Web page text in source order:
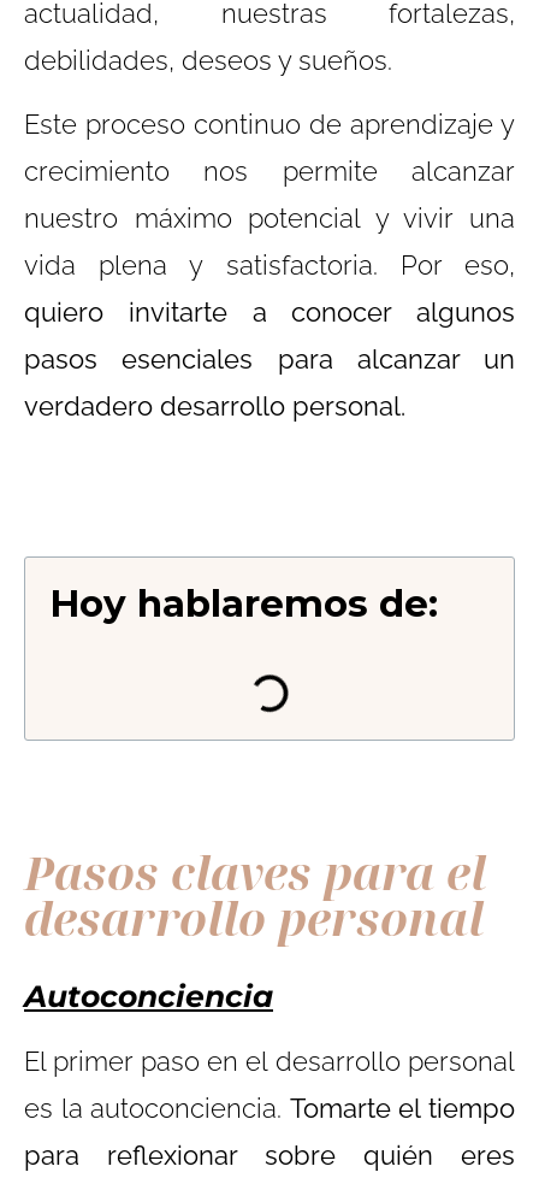
actualidad, nuestras fortalezas,
debilidades, deseos y sueños.
Este proceso continuo de aprendizaje y
crecimiento nos permite alcanzar
nuestro máximo potencial y vivir una
vida plena y satisfactoria. Por eso,
quiero invitarte a conocer algunos
pasos esenciales para alcanzar un
verdadero desarrollo personal.
Hoy hablaremos de:
Pasos claves para el
desarrollo personal
Autoconciencia
El primer paso en el desarrollo personal
es la autoconciencia. Tomarte el tiempo
para reflexionar sobre quién eres